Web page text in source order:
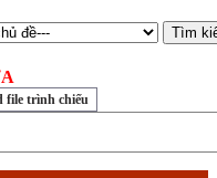
file trình chiếu